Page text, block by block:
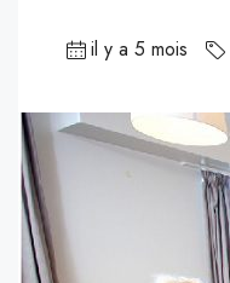
il y a 5 mois